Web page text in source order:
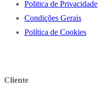
Politica de Privacidade
Condições Gerais
Política de Cookies
Cliente